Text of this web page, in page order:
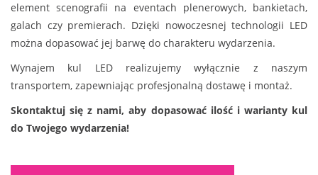
element scenografii na eventach plenerowych, bankietach,
galach czy premierach. Dzięki nowoczesnej technologii LED
można dopasować jej barwę do charakteru wydarzenia.
Wynajem kul LED realizujemy wyłącznie z naszym
transportem, zapewniając profesjonalną dostawę i montaż.
Skontaktuj się z nami, aby dopasować ilość i warianty kul
do Twojego wydarzenia!